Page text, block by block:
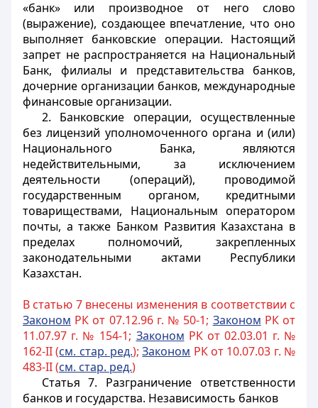
«банк» или производное от него слово
(выражение), создающее впечатление, что оно
выполняет банковские операции. Настоящий
запрет не распространяется на Национальный
Банк, филиалы и представительства банков,
дочерние организации банков, международные
финансовые организации.
2. Банковские операции, осуществленные
без лицензий уполномоченного органа и (или)
Национального Банка, являются
недействительными, за исключением
деятельности (операций), проводимой
государственным органом, кредитными
товариществами, Национальным оператором
почты, а также Банком Развития Казахстана в
пределах полномочий, закрепленных
законодательными актами Республики
Казахстан.
В статью 7 внесены изменения в соответствии с
Законом РК от 07.12.96 г. № 50-1; Законом РК от
11.07.97 г. № 154-1; Законом РК от 02.03.01 г. №
162-II (см. стар. ред.);Законом РК от 10.07.03 г. №
483-II (см. стар. ред.)
Статья 7. Разграничение ответственности
банков и государства. Независимость банков